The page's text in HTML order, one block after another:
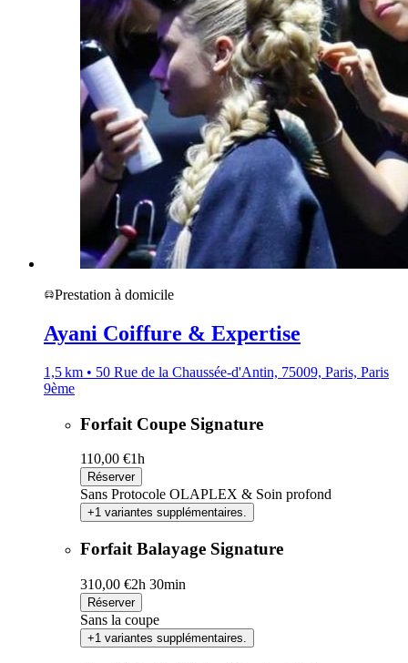
Prestation à domicile
Ayani Coiffure & Expertise
1,5 km • 50 Rue de la Chaussée-d'Antin, 75009, Paris, Paris
9ème
Forfait Coupe Signature
110,00 €1h
Réserver
Sans Protocole OLAPLEX & Soin profond
+1 variantes supplémentaires.
Forfait Balayage Signature
310,00 €2h 30min
Réserver
Sans la coupe
+1 variantes supplémentaires.